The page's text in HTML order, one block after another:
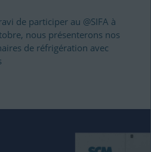
de participer au @SIFA à
nous présenterons nos
de réfrigération avec